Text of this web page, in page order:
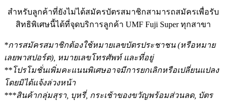
สำหรับลูกค้าที่ยังไม่ได้สมัครบัตรสมาชิกสามารถสมัครเพื่อรับ
สิทธิพิเศษนี้ได้ที่จุดบริการลูกค้า UMF Fuji Super ทุกสาขา
*การสมัครสมาชิกต้องใช้หมายเลขบัตรประชาชน (หรือหมาย
เลยพาสปอร์ต), หมายเลขโทรศัพท์ และที่อยู่
**โปรโมชั่นเพิ่มคะแนนพิเศษอาจมีการยกเลิกหรือเปลี่ยนแปลง
โดยมิได้แจ้งล่วงหน้า
***สินค้ากลุ่มสุรา, บุหรี่, กระเช้าของขวัญพร้อมส่วนลด, บัตร